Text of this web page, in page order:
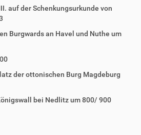
auf der Schenkungsurkunde von
Burgwards an Havel und Nuthe um
der ottonischen Burg Magdeburg
bei Nedlitz um 800/ 900